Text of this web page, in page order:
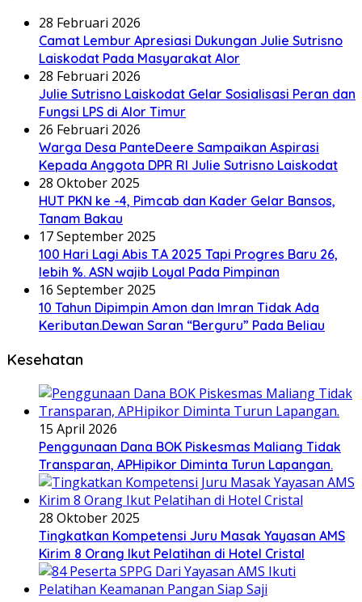
28 Februari 2026
Camat Lembur Apresiasi Dukungan Julie Sutrisno
Laiskodat Pada Masyarakat Alor
28 Februari 2026
Julie Sutrisno Laiskodat Gelar Sosialisasi Peran dan
Fungsi LPS di Alor Timur
26 Februari 2026
Warga Desa PanteDeere Sampaikan Aspirasi
Kepada Anggota DPR RI Julie Sutrisno Laiskodat
28 Oktober 2025
HUT PKN ke -4, Pimcab dan Kader Gelar Bansos,
Tanam Bakau
17 September 2025
100 Hari Lagi Abis T.A 2025 Tapi Progres Baru 26,
lebih %. ASN wajib Loyal Pada Pimpinan
16 September 2025
10 Tahun Dipimpin Amon dan Imran Tidak Ada
Keributan.Dewan Saran “Berguru” Pada Beliau
Kesehatan
15 April 2026
Penggunaan Dana BOK Piskesmas Maliang Tidak
Transparan, APHipikor Diminta Turun Lapangan.
28 Oktober 2025
Tingkatkan Kompetensi Juru Masak Yayasan AMS
Kirim 8 Orang Ikut Pelatihan di Hotel Cristal